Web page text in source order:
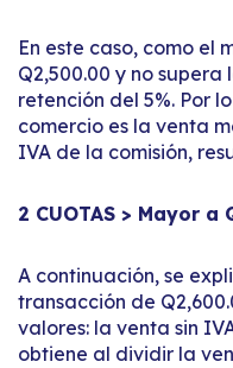
En este caso, como el
Q2,500.00 y no supera
retención del 5%. Por
comercio es la venta
IVA de la comisión,
2 CUOTAS > Mayor a
A continuación, se
transacción de
valores: la venta sin
obtiene al dividir la